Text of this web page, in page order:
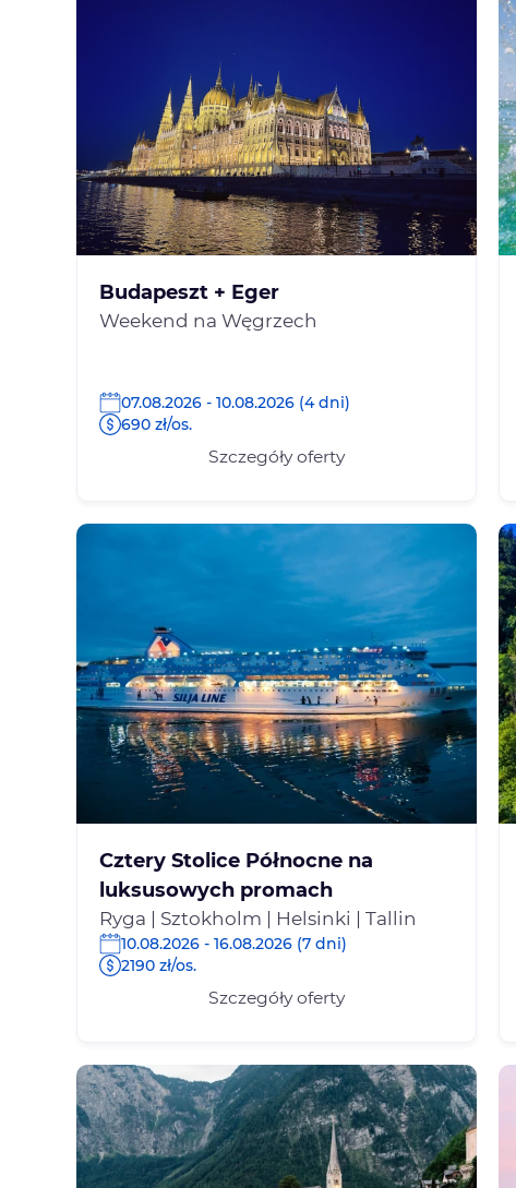
Budapeszt + Eger
Weekend na Węgrzech
07.08.2026 - 10.08.2026 (4 dni)
690 zł/os.
Szczegóły oferty
Cztery Stolice Północne na
luksusowych promach
Ryga | Sztokholm | Helsinki | Tallin
10.08.2026 - 16.08.2026 (7 dni)
2190 zł/os.
Szczegóły oferty